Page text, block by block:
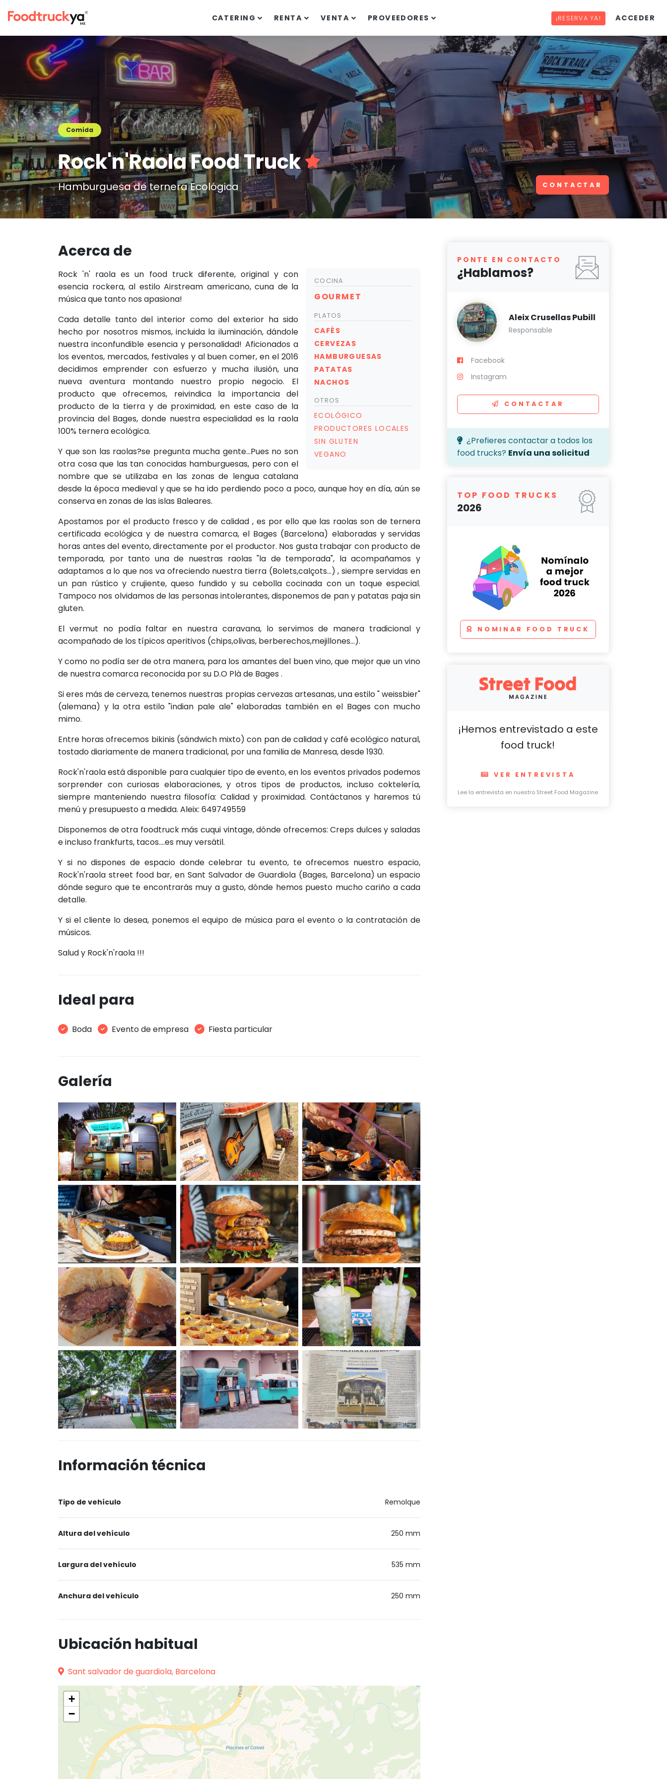
CATERING RENTA VENTA PROVEEDORES ¡RESERVA YA! ACCEDER
Comida
Rock'n'Raola Food Truck
Hamburguesa de ternera Ecológica CONTACTAR
Acerca de
COCINA
GOURMET
PLATOS
CAFÉS
CERVEZAS
HAMBURGUESAS
PATATAS
NACHOS
OTROS
ECOLÓGICO
PRODUCTORES LOCALES
SIN GLUTEN
VEGANO
Rock 'n' raola es un food truck diferente, original y con
esencia rockera, al estilo Airstream americano, cuna de la
música que tanto nos apasiona!
Cada detalle tanto del interior como del exterior ha sido
hecho por nosotros mismos, incluida la iluminación, dándole
nuestra inconfundible esencia y personalidad! Aficionados a
los eventos, mercados, festivales y al buen comer, en el 2016
decidimos emprender con esfuerzo y mucha ilusión, una
nueva aventura montando nuestro propio negocio. El
producto que ofrecemos, reivindica la importancia del
producto de la tierra y de proximidad, en este caso de la
provincia del Bages, donde nuestra especialidad es la raola
100% ternera ecológica.
Y que son las raolas?se pregunta mucha gente...Pues no son
otra cosa que las tan conocidas hamburguesas, pero con el
nombre que se utilizaba en las zonas de lengua catalana
desde la época medieval y que se ha ido perdiendo poco a poco, aunque hoy en día, aún se
conserva en zonas de las islas Baleares.
Apostamos por el producto fresco y de calidad , es por ello que las raolas son de ternera
certificada ecológica y de nuestra comarca, el Bages (Barcelona) elaboradas y servidas
horas antes del evento, directamente por el productor. Nos gusta trabajar con producto de
temporada, por tanto una de nuestras raolas "la de temporada", la acompañamos y
adaptamos a lo que nos va ofreciendo nuestra tierra (Bolets,calçots...) , siempre servidas en
un pan rústico y crujiente, queso fundido y su cebolla cocinada con un toque especial.
Tampoco nos olvidamos de las personas intolerantes, disponemos de pan y patatas paja sin
gluten.
El vermut no podía faltar en nuestra caravana, lo servimos de manera tradicional y
acompañado de los típicos aperitivos (chips,olivas, berberechos,mejillones...).
Y como no podía ser de otra manera, para los amantes del buen vino, que mejor que un vino
de nuestra comarca reconocida por su D.O Plà de Bages .
Si eres más de cerveza, tenemos nuestras propias cervezas artesanas, una estilo " weissbier"
(alemana) y la otra estilo "indian pale ale" elaboradas también en el Bages con mucho
mimo.
Entre horas ofrecemos bikinis (sándwich mixto) con pan de calidad y café ecológico natural,
tostado diariamente de manera tradicional, por una familia de Manresa, desde 1930.
Rock'n'raola está disponible para cualquier tipo de evento, en los eventos privados podemos
sorprender con curiosas elaboraciones, y otros tipos de productos, incluso coktelería,
siempre manteniendo nuestra filosofía: Calidad y proximidad. Contáctanos y haremos tú
menú y presupuesto a medida. Aleix: 649749559
Disponemos de otra foodtruck más cuqui vintage, dónde ofrecemos: Creps dulces y saladas
e incluso frankfurts, tacos....es muy versátil.
Y si no dispones de espacio donde celebrar tu evento, te ofrecemos nuestro espacio,
Rock'n'raola street food bar, en Sant Salvador de Guardiola (Bages, Barcelona) un espacio
dónde seguro que te encontrarás muy a gusto, dónde hemos puesto mucho cariño a cada
detalle.
Y si el cliente lo desea, ponemos el equipo de música para el evento o la contratación de
músicos.
Salud y Rock'n'raola !!!
Ideal para
Boda Evento de empresa Fiesta particular
Galería
Información técnica
Tipo de vehículo Remolque
Altura del vehículo 250 mm
Largura del vehículo 535 mm
Anchura del vehículo 250 mm
Ubicación habitual
Sant salvador de guardiola, Barcelona
+
−
PONTE EN CONTACTO
¿Hablamos?
Aleix Crusellas Pubill
Responsable
Facebook
Instagram
CONTACTAR
¿Prefieres contactar a todos los
food trucks? Envía una solicitud
TOP FOOD TRUCKS
2026
NOMINAR FOOD TRUCK
¡Hemos entrevistado a este
food truck!
VER ENTREVISTA
Lee la entrevista en nuestro Street Food Magazine